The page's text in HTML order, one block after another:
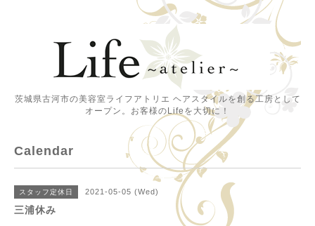
茨城県古河市の美容室ライフアトリエ ヘアスタイルを創る工房として
オープン。お客様のLifeを大切に！
Calendar
スタッフ定休日 2021-05-05 (Wed)
三浦休み